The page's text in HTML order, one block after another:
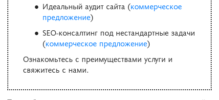
Идеальный аудит сайта (коммерческое
предложение)
SEO-консалтинг под нестандартные задачи
(коммерческое предложение)
Ознакомьтесь с преимуществами услуги и
свяжитесь с нами.